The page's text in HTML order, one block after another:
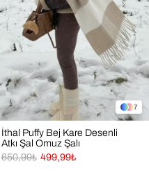
7
İthal Puffy Bej Kare Desenli
Atkı Şal Omuz Şalı
499,99₺
650,99₺